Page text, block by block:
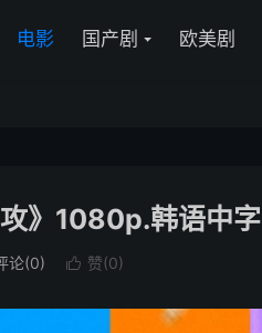
电影 国产剧 欧美剧
》1080p.韩语中字
论(0)  赞(0)